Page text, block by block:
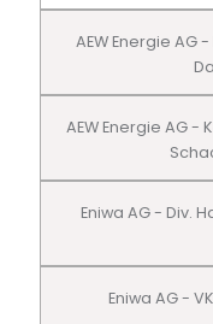
AEW Energie AG
AEW Energie AG
Eniwa AG - Div.
Eniwa AG -